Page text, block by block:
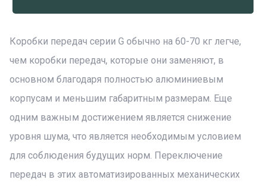
Коробки передач серии G обычно на 60-70 кг легче,
чем коробки передач, которые они заменяют, в
основном благодаря полностью алюминиевым
корпусам и меньшим габаритным размерам. Еще
одним важным достижением является снижение
уровня шума, что является необходимым условием
для соблюдения будущих норм. Переключение
передач в этих автоматизированных механических